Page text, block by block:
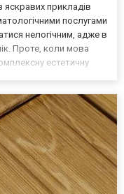
прикладів
послугами
нелогічним, адже в
Проте, коли мова
естетичну